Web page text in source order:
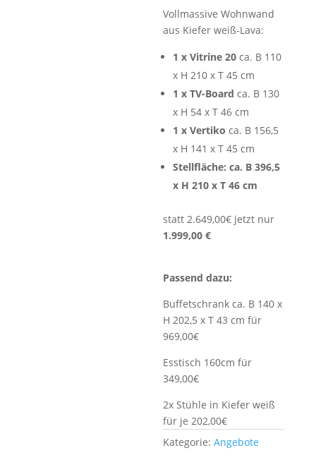
Vollmassive Wohnwand
aus Kiefer weiß-Lava:
1 x Vitrine 20 ca. B 110
x H 210 x T 45 cm
1 x TV-Board ca. B 130
x H 54 x T 46 cm
1 x Vertikoca. B 156,5
x H 141 x T 45 cm
Stellfläche: ca. B 396,5
x H 210 x T 46 cm
statt 2.649,00€ jetzt nur
1.999,00 €
Passend dazu:
Buffetschrank ca. B 140 x
H 202,5 x T 43 cm für
969,00€
Esstisch 160cm für
349,00€
2x Stühle in Kiefer weiß
für je 202,00€
Kategorie:Angebote